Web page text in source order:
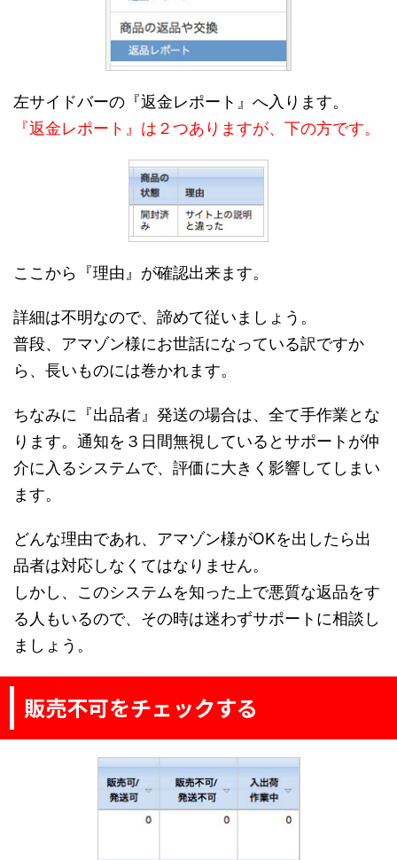
左サイドバーの『返金レポート』へ入ります。
『返金レポート』は２つありますが、下の方です。
ここから『理由』が確認出来ます。
詳細は不明なので、諦めて従いましょう。
普段、アマゾン様にお世話になっている訳ですか
ら、長いものには巻かれます。
ちなみに『出品者』発送の場合は、全て手作業とな
ります。通知を３日間無視しているとサポートが仲
介に入るシステムで、評価に大きく影響してしまい
ます。
どんな理由であれ、アマゾン様がOKを出したら出
品者は対応しなくてはなりません。
しかし、このシステムを知った上で悪質な返品をす
る人もいるので、その時は迷わずサポートに相談し
ましょう。
販売不可をチェックする